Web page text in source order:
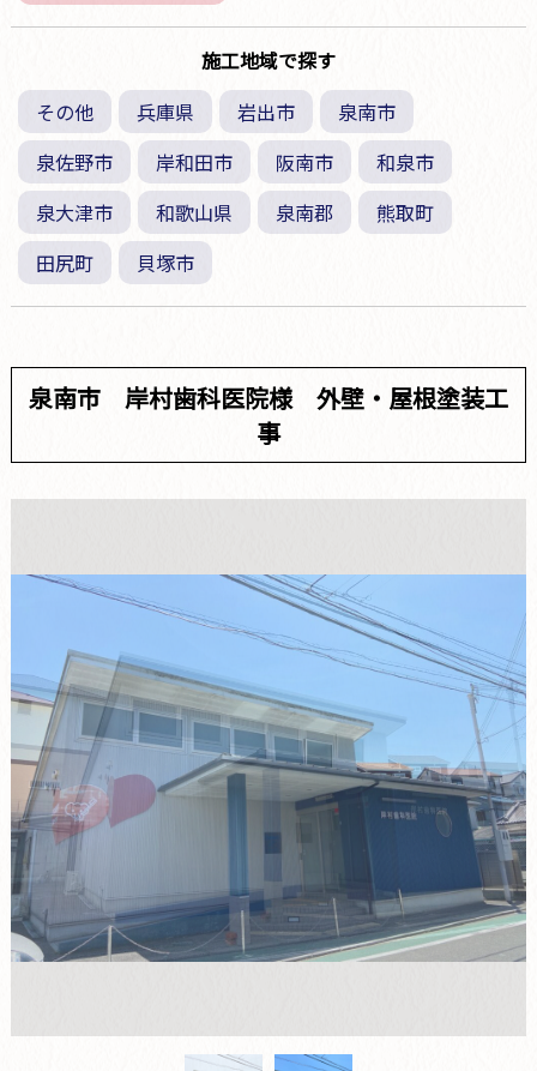
施工地域で探す
その他
兵庫県 岩出市
泉南市
泉佐野市
岸和田市 阪南市
和泉市
泉大津市
和歌山県 泉南郡
熊取町
田尻町
貝塚市
泉南市 岸村歯科医院様 外壁・屋根塗装工
事